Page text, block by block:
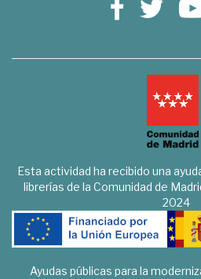
Esta actividad ha recibido una
librerías de la Comunidad de
2024
Ayudas públicas para la